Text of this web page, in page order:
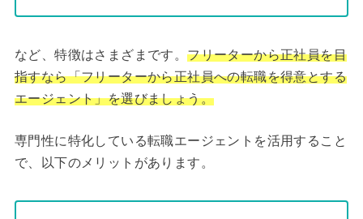
など、特徴はさまざまです。フリーターから正社員を目
指すなら「フリーターから正社員への転職を得意とする
エージェント」を選びましょう。
専門性に特化している転職エージェントを活用すること
で、以下のメリットがあります。